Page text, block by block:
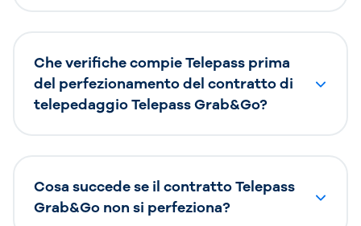
Che verifiche compie Telepass prima
del perfezionamento del contratto di
telepedaggio Telepass Grab&Go?
Cosa succede se il contratto Telepass
Grab&Go non si perfeziona?